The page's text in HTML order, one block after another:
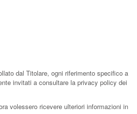
dal Titolare, ogni riferimento specifico a
invitati a consultare la privacy policy dei
volessero ricevere ulteriori informazioni in